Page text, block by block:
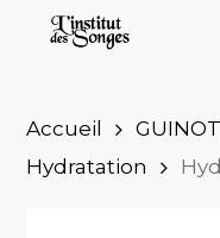
content
Cart
Accueil GUINOT
Hydratation